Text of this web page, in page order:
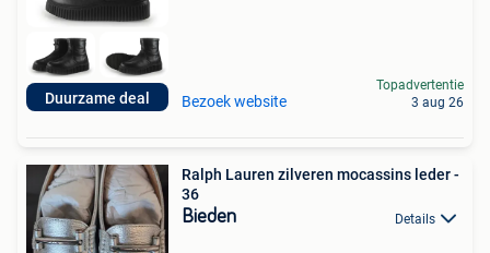
Duurzame deal Bezoek website
Topadvertentie
3 aug 26
Ralph Lauren zilveren mocassins leder -
36
Bieden Details